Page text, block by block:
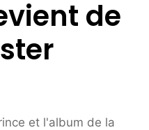
de
et l'album de la